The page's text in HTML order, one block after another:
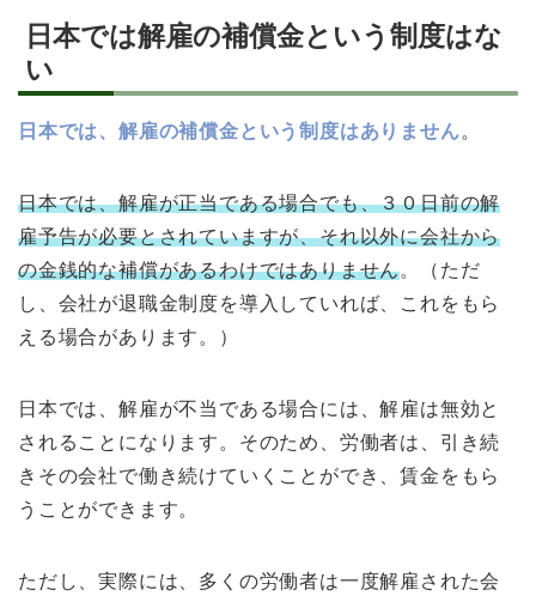
日本では解雇の補償金という制度はな
い
日本では、解雇の補償金という制度はありません。
日本では、解雇が正当である場合でも、３０日前の解
雇予告が必要とされていますが、それ以外に会社から
の金銭的な補償があるわけではありません。（ただ
し、会社が退職金制度を導入していれば、これをもら
える場合があります。）
日本では、解雇が不当である場合には、解雇は無効と
されることになります。そのため、労働者は、引き続
きその会社で働き続けていくことができ、賃金をもら
うことができます。
ただし、実際には、多くの労働者は一度解雇された会